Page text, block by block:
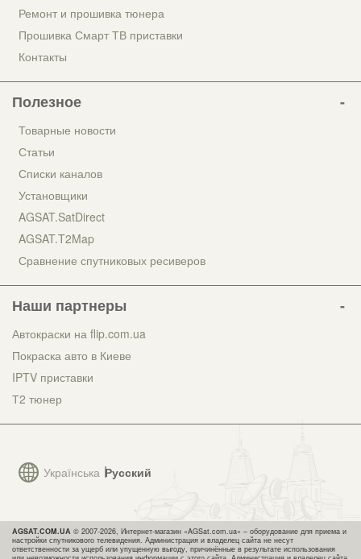
Українська Русский
Ремонт и прошивка тюнера
Прошивка Смарт ТВ приставки
Контакты
Полезное
Товарные новости
Статьи
Списки каналов
Установщики
AGSAT.SatDirect
AGSAT.T2Map
Сравнение спутниковых ресиверов
Наши партнеры
Автокраски на flip.com.ua
Покраска авто в Киеве
IPTV приставки
Т2 тюнер
AGSAT.COM.UA © 2007-2026, Интернет-магазин «AGSat.com.ua» – оборудование для приема и
настройки спутникового телевидения. Администрация и владелец сайта не несут
ответственности за ущерб или упущенную выгоду, причинённые в результате использования